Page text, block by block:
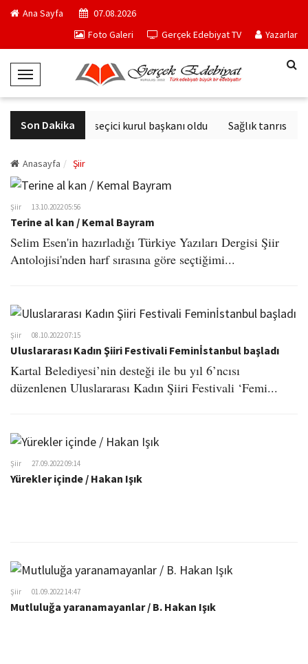
Ana Sayfa
07.08.2026
Foto Galeri
Gerçek Edebiyat TV Yazarlar
T
o
g
g
e
N
v
g
a
o
Son Dakika
Derviş Zaim seçici kurul başkanı oldu Sağlık
Anasayfa Şiir
Şiir 13.10.2022 05:56
Terine al kan / Kemal Bayram
Selim Esen'in hazırladığı Türkiye Yazıları Dergisi Şiir
Antolojisi'nden harf sırasına göre seçtiğimi...
Şiir 08.10.2022 07:15
Uluslararası Kadın Şiiri Festivali Feminİstanbul başladı
Kartal Belediyesi’nin desteği ile bu yıl 6’ncısı
düzenlenen Uluslararası Kadın Şiiri Festivali ‘Femi...
Şiir 27.09.2022 09:14
Yürekler içinde / Hakan Işık
Şiir 01.09.2022 14:47
Mutluluğa yaranamayanlar / B. Hakan Işık